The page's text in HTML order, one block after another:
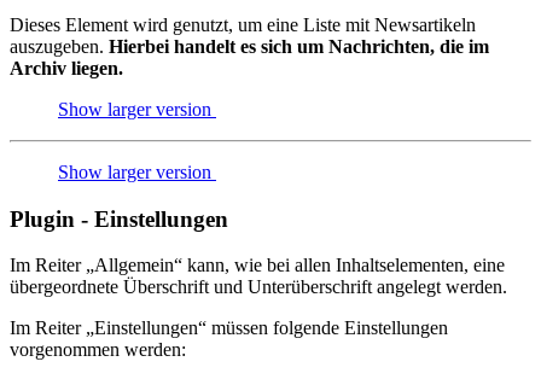
Dieses Element wird genutzt, um eine Liste mit Newsartikeln
auszugeben. Hierbei handelt es sich um Nachrichten, die im
Archiv liegen.
Show larger version
Show larger version
Plugin - Einstellungen
Im Reiter „Allgemein“ kann, wie bei allen Inhaltselementen, eine
übergeordnete Überschrift und Unterüberschrift angelegt werden.
Im Reiter „Einstellungen“ müssen folgende Einstellungen
vorgenommen werden: